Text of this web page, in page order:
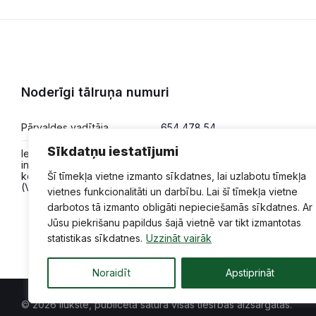
Sīkdatņu iestatījumi
Šī tīmekļa vietne izmanto sīkdatnes, lai uzlabotu tīmekļa
vietnes funkcionalitāti un darbību. Lai šī tīmekļa vietne
darbotos tā izmanto obligāti nepieciešamās sīkdatnes. Ar
Jūsu piekrišanu papildus šajā vietnē var tikt izmantotas
statistikas sīkdatnes. Uzzināt vairāk
Noraidīt Apstiprināt
Noderīgi tālruņa numuri
Pārvaldes vadītāja 654 478 54
Iesniegumi,
informācija,
konsultācijas
(VPVKAC)
654 478 50
© 2026 Ilūkste, publicētā satura visas tiesības aizsargātas.